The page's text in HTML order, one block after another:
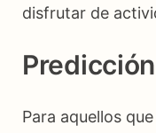
disfrutar de
Para aquellos